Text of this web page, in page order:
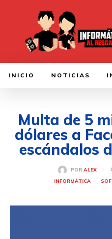
INICIO NOTICIAS
Multa de 5
dólares a
escándalos
POR ALEX
INFORMÁTICA